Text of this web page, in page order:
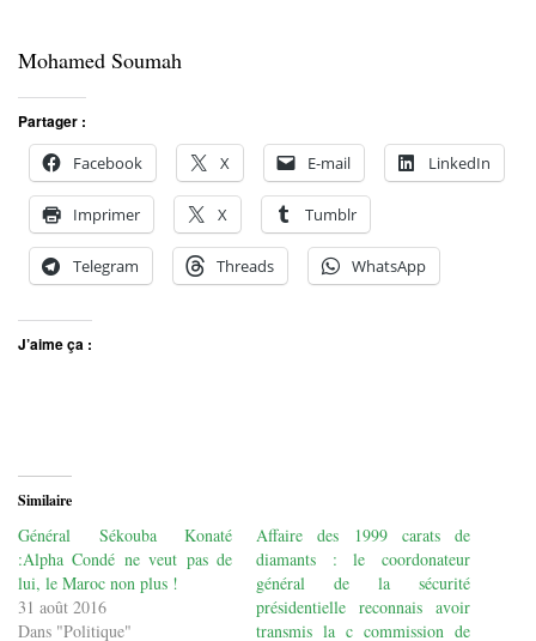
Mohamed Soumah
Partager :
Facebook
X E-mail LinkedIn
Imprimer X Tumblr
Telegram Threads WhatsApp
J’aime ça :
Similaire
Général Sékouba Konaté
:Alpha Condé ne veut pas de
lui, le Maroc non plus !
31 août 2016
Dans "Politique"
Affaire des 1999 carats de
diamants : le coordonateur
général de la sécurité
présidentielle reconnais avoir
transmis la c commission de